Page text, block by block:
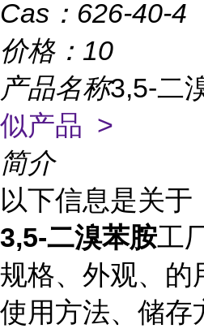
Cas： 626-40-4
价格： 10
产品名称3,5-二
似产品 >
简介
以下信息是关于
3,5-二溴苯胺工
规格、外观、的
使用方法、储存